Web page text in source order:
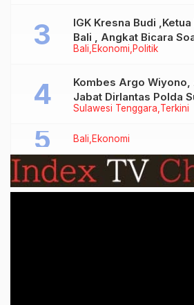
Bali Ekonomi Politik
IGK Kresna Budi ,Ketua
Bali , Angkat Bicara
Bersubsidi Jenis Solar
Sulawesi Tenggara Terkini
Kombes Argo
Jabat Dirlantas Polda
Bali Ekonomi